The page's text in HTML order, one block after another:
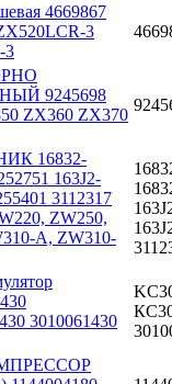
4669867
3
3
9245698
ZX360 ZX370
16832-
163J2-
3112317
ZW250,
A, ZW310-
3010061430